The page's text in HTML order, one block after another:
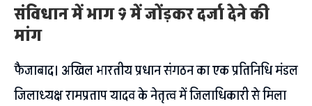
संविधान में भाग 9 में जोंड़कर दर्जा देने की
मांग
फैजाबाद। अखिल भारतीय प्रधान संगठन का एक प्रतिनिधि मंडल
जिलाध्यक्ष रामप्रताप यादव के नेतृत्व में जिलाधिकारी से मिला